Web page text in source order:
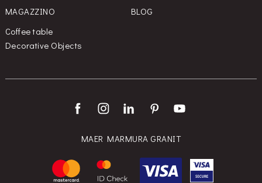
MAGAZZINO
Coffee table
Decorative Objects
BLOG
MAER MARMURA GRANIT